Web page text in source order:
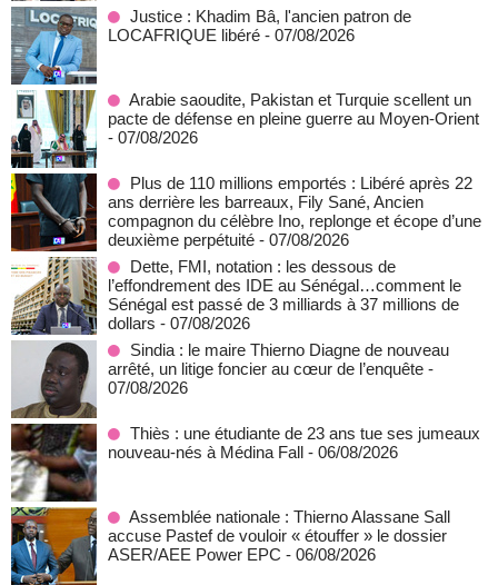
Justice : Khadim Bâ, l'ancien patron de
LOCAFRIQUE libéré - 07/08/2026
Arabie saoudite, Pakistan et Turquie scellent un
pacte de défense en pleine guerre au Moyen-Orient
- 07/08/2026
Plus de 110 millions emportés : Libéré après 22
ans derrière les barreaux, Fily Sané, Ancien
compagnon du célèbre Ino, replonge et écope d’une
deuxième perpétuité - 07/08/2026
Dette, FMI, notation : les dessous de
l’effondrement des IDE au Sénégal…comment le
Sénégal est passé de 3 milliards à 37 millions de
dollars - 07/08/2026
Sindia : le maire Thierno Diagne de nouveau
arrêté, un litige foncier au cœur de l’enquête -
07/08/2026
Thiès : une étudiante de 23 ans tue ses jumeaux
nouveau-nés à Médina Fall - 06/08/2026
Assemblée nationale : Thierno Alassane Sall
accuse Pastef de vouloir « étouffer » le dossier
ASER/AEE Power EPC - 06/08/2026